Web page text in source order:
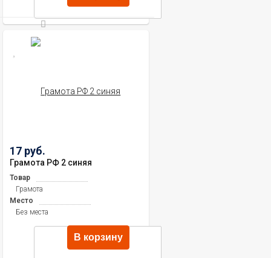
17 руб.
Грамота РФ 2 синяя
Товар
Грамота
Место
Без места
В корзину